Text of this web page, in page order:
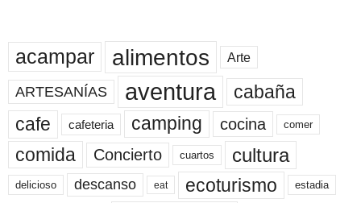
acampar alimentos Arte
ARTESANÍAS aventura
cabaña
cafe
cafeteria camping cocina comer
comida Concierto cuartos cultura
delicioso descanso eat ecoturismo estadia